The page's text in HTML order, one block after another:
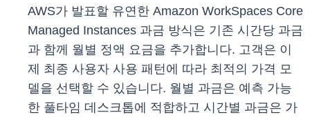
AWS가 발표할 유연한 Amazon WorkSpaces Core
Managed Instances 과금 방식은 기존 시간당 과금
과 함께 월별 정액 요금을 추가합니다. 고객은 이
제 최종 사용자 사용 패턴에 따라 최적의 가격 모
델을 선택할 수 있습니다. 월별 과금은 예측 가능
한 풀타임 데스크톱에 적합하고 시간별 과금은 가